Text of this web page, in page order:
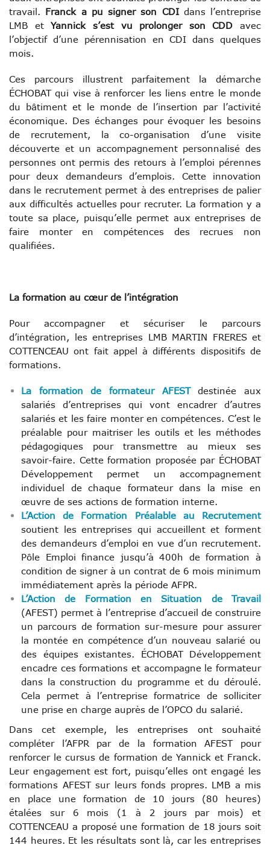
travail. Franck a pu signer son CDIdans l’entreprise
LMB etYannick s’est vu prolonger son CDD avec
l’objectif d’une pérennisation en CDI dans quelques
mois.
Ces parcours illustrent parfaitement la démarche
ÉCHOBAT qui vise à renforcer les liens entre le monde
du bâtiment et le monde de l’insertion par l’activité
économique. Des échanges pour évoquer les besoins
de recrutement, la co-organisation d’une visite
découverte et un accompagnement personnalisé des
personnes ont permis des retours à l’emploi pérennes
pour deux demandeurs d’emplois. Cette innovation
dans le recrutement permet à des entreprises de palier
aux difficultés actuelles pour recruter. La formation y a
toute sa place, puisqu’elle permet aux entreprises de
faire monter en compétences des recrues non
qualifiées.
La formation au cœur de l’intégration
Pour accompagner et sécuriser le parcours
d’intégration, les entreprises LMB MARTIN FRERES et
COTTENCEAU ont fait appel à différents dispositifs de
formations.
La formation de formateur AFESTdestinée aux
salariés d’entreprises qui vont encadrer d’autres
salariés et les faire monter en compétences. C’est le
préalable pour maitriser les outils et les méthodes
pédagogiques pour transmettre au mieux ses
savoir-faire. Cette formation proposée par ÉCHOBAT
Développement permet un accompagnement
individuel de chaque formateur dans la mise en
œuvre de ses actions de formation interne.
L’Action de Formation Préalable au Recrutement
soutient les entreprises qui accueillent et forment
des demandeurs d’emploi en vue d’un recrutement.
Pôle Emploi finance jusqu’à 400h de formation à
condition de signer à un contrat de 6 mois minimum
immédiatement après la période AFPR.
L’Action de Formation en Situation de Travail
(AFEST) permet à l’entreprise d’accueil de construire
un parcours de formation sur-mesure pour assurer
la montée en compétence d’un nouveau salarié ou
des équipes existantes. ÉCHOBAT Développement
encadre ces formations et accompagne le formateur
dans la construction du programme et du déroulé.
Cela permet à l’entreprise formatrice de solliciter
une prise en charge auprès de l’OPCO du salarié.
Dans cet exemple, les entreprises ont souhaité
compléter l’AFPR par de la formation AFEST pour
renforcer le cursus de formation de Yannick et Franck.
Leur engagement est fort, puisqu’elles ont engagé les
formations AFEST sur leurs fonds propres. LMB a mis
en place une formation de 10 jours (80 heures)
étalées sur 6 mois (1 à 2 jours par mois) et
COTTENCEAU a proposé une formation de 18 jours soit
144 heures. Et les résultats sont là, car les entreprises